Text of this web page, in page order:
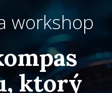
workshop
ktorý